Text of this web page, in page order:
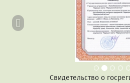
Свидетельство о